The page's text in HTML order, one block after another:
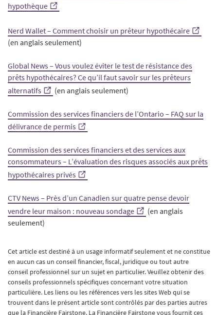
hypothèque
Nerd Wallet – Comment choisir un prêteur hypothécaire
(en anglais seulement)
Global News – Vous voulez éviter le test de résistance des
prêts hypothécaires? Ce qu’il faut savoir sur les prêteurs
alternatifs
(en anglais seulement)
Commission des services financiers de l’Ontario – FAQ sur la
délivrance de permis
Commission des services financiers et des services aux
consommateurs – L’évaluation des risques associés aux prêts
hypothécaires privés
CTV News – Près d’un Canadien sur quatre pense devoir
vendre leur maison : nouveau sondage
(en anglais
seulement)
Cet article est destiné à un usage informatif seulement et ne constitue
en aucun cas un conseil financier, fiscal, juridique ou tout autre
conseil professionnel sur un sujet en particulier. Veuillez obtenir des
conseils professionnels spécifiques concernant votre situation
particulière. Les liens ou les références vers les sites Web qui se
trouvent dans le présent article sont contrôlés par des parties autres
que la Financière Fairstone. La Financière Fairstone vous fournit ces